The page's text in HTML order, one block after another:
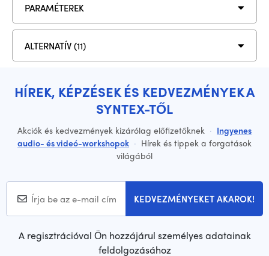
PARAMÉTEREK
ALTERNATÍV (11)
HÍREK, KÉPZÉSEK ÉS KEDVEZMÉNYEK A
SYNTEX-TŐL
Akciók és kedvezmények kizárólag előfizetőknek · Ingyenes
audio- és videó-workshopok · Hírek és tippek a forgatások
világából
KEDVEZMÉNYEKET AKAROK!
A regisztrációval Ön hozzájárul személyes adatainak
feldolgozásához